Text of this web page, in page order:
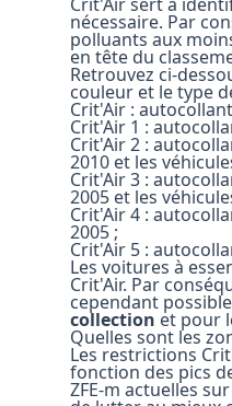
nécessaire. Par
polluants aux
en tête du
Retrouvez ci-
couleur et le type
Crit'Air :
Crit'Air 1 :
Crit'Air 2 :
2010 et les
Crit'Air 3 :
2005 et les
Crit'Air 4 :
2005 ;
Crit'Air 5 :
Les voitures à
Crit'Air. Par
cependant
collection et pour
Quelles sont les
Les restrictions
fonction des pics
ZFE-m actuelles